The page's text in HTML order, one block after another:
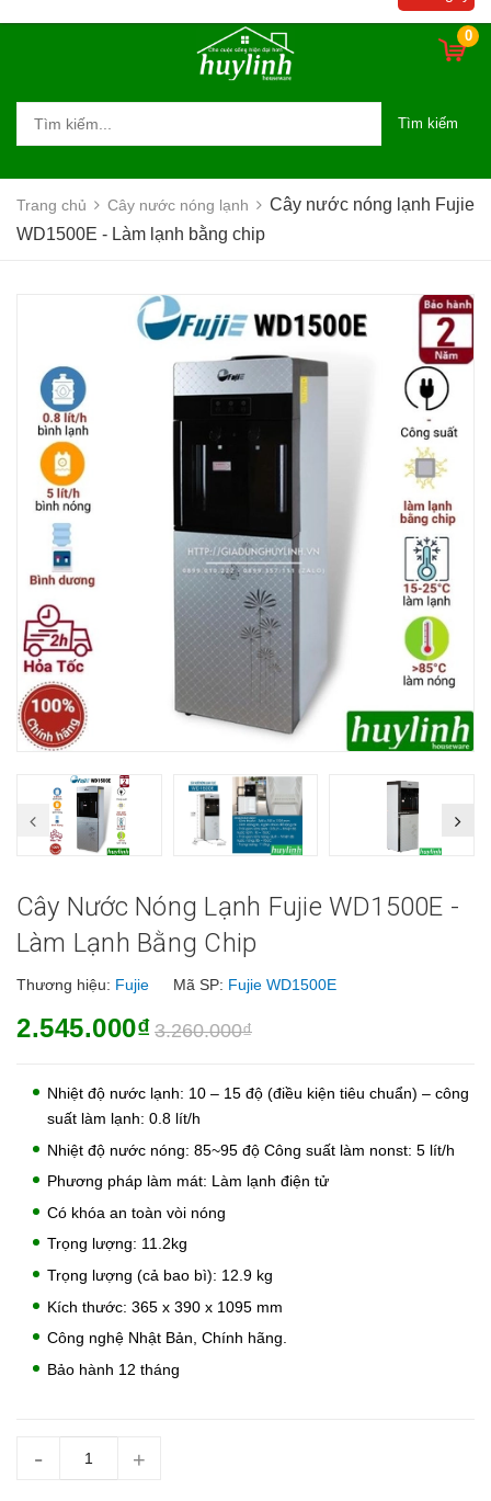
0
Tìm kiếm
Trang chủ Cây nước nóng lạnh
Cây nước nóng lạnh Fujie
WD1500E - Làm lạnh bằng chip
Cây Nước Nóng Lạnh Fujie WD1500E -
Làm Lạnh Bằng Chip
Thương hiệu: Fujie Mã SP: Fujie WD1500E
2.545.000₫ 3.260.000₫
Nhiệt độ nước lạnh: 10 – 15 độ (điều kiện tiêu chuẩn) – công
suất làm lạnh: 0.8 lít/h
Nhiệt độ nước nóng: 85~95 độ Công suất làm nonst: 5 lít/h
Phương pháp làm mát: Làm lạnh điện tử
Có khóa an toàn vòi nóng
Trọng lượng: 11.2kg
Trọng lượng (cả bao bì): 12.9 kg
Kích thước: 365 x 390 x 1095 mm
Công nghệ Nhật Bản, Chính hãng.
Bảo hành 12 tháng
- +